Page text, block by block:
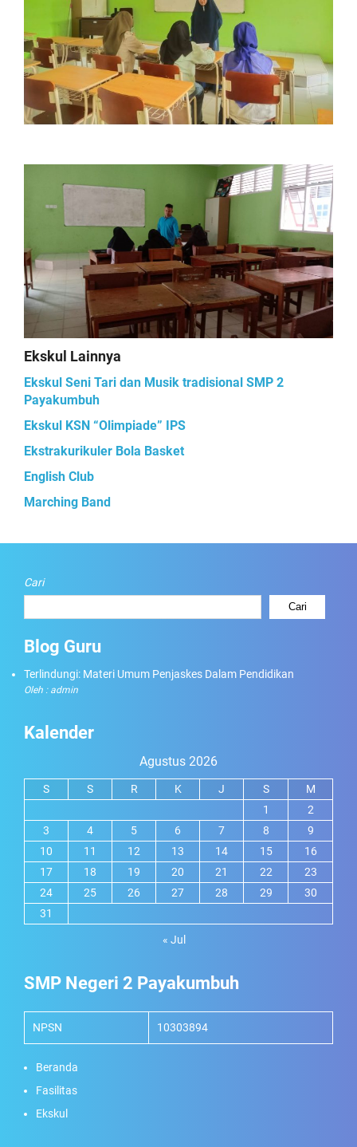
Ekskul Lainnya
Ekskul Seni Tari dan Musik tradisional SMP 2
Payakumbuh
Ekskul KSN “Olimpiade” IPS
Ekstrakurikuler Bola Basket
English Club
Marching Band
Cari
Cari
Blog Guru
Terlindungi: Materi Umum Penjaskes Dalam Pendidikan
Oleh : admin
Kalender
Agustus 2026
S S R K J S
M
1
2
3
4 5 6 7 8
9
10
11 12 13 14 15
16
17
18 19 20 21 22
23
24
25 26 27 28 29
30
31
« Jul
SMP Negeri 2 Payakumbuh
NPSN 10303894
Beranda
Fasilitas
Ekskul